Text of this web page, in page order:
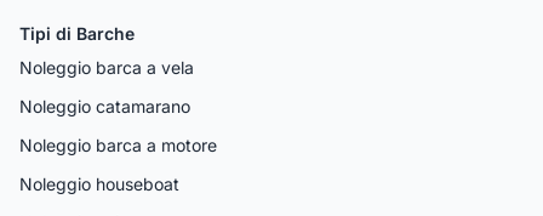
Tipi di Barche
Noleggio barca a vela
Noleggio catamarano
Noleggio barca a motore
Noleggio houseboat